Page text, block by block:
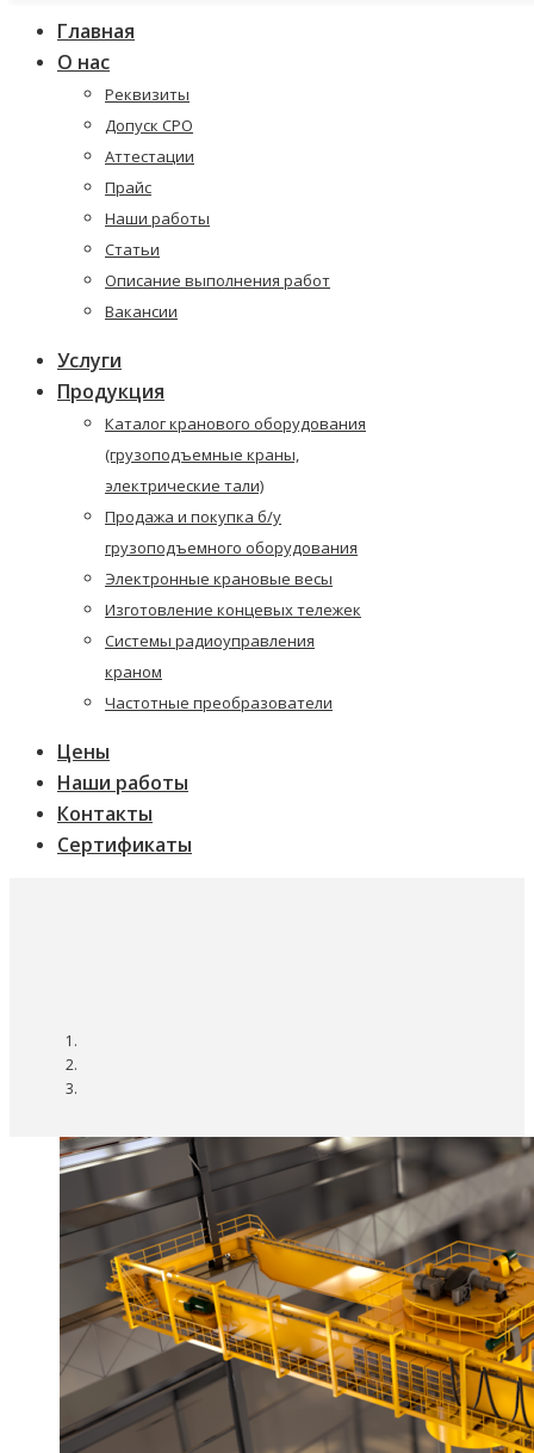
Главная
О нас
Реквизиты
Допуск СРО
Аттестации
Прайс
Наши работы
Статьи
Описание выполнения работ
Вакансии
Услуги
Продукция
Каталог кранового оборудования
(грузоподъемные краны,
электрические тали)
Продажа и покупка б/у
грузоподъемного оборудования
Электронные крановые весы
Изготовление концевых тележек
Системы радиоуправления
краном
Частотные преобразователи
Цены
Наши работы
Контакты
Сертификаты